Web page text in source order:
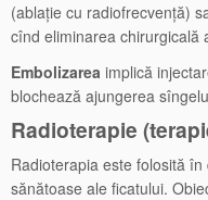
(ablație cu radiofrecvență)
cînd eliminarea chirurgicală
Embolizarea implică
blochează ajungerea
Radioterapie
Radioterapia este folosită
sănătoase ale ficatului.